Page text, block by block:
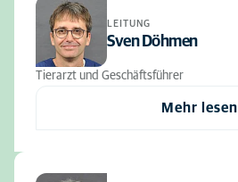
LEITUNG
Sven Döhmen
Tierarzt und Geschäftsführer
Mehr lesen